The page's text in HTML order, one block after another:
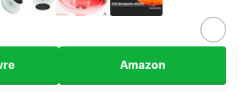
Amazon